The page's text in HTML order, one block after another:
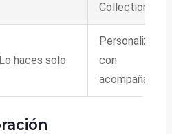
Collection
Lo haces solo
Personalizado
con